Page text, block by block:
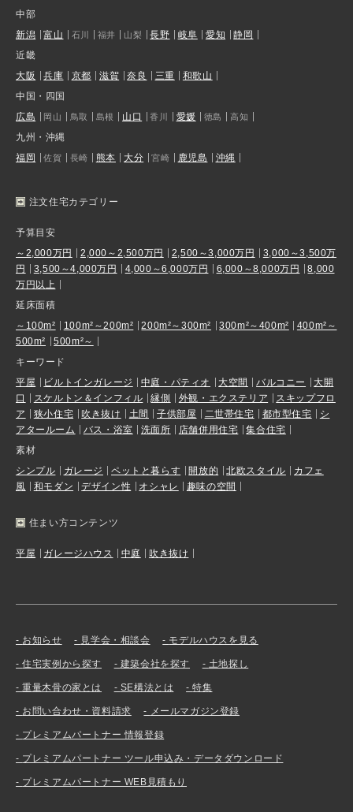
中部
新潟
富山 石川 福井 山梨 長野 岐阜 愛知
静岡
近畿
大阪
兵庫 京都 滋賀 奈良 三重
和歌山
中国・四国
広島
岡山 鳥取 島根 山口 香川 愛媛 徳島 高知
九州・沖縄
福岡
佐賀 長崎 熊本 大分 宮崎 鹿児島 沖縄
注文住宅カテゴリー
予算目安
～2,000万円
2,000～2,500万円 2,500～3,000万円
3,000～3,500万
円
3,500～4,000万円 4,000～6,000万円 6,000～8,000万円
8,000
万円以上
延床面積
～100m²
100m²～200m² 200m²～300m² 300m²～400m²
400m²～
500m²
500m²～
キーワード
平屋
ビルトインガレージ 中庭・パティオ 大空間 バルコニー
大開
口
スケルトン＆インフィル 縁側 外観・エクステリア
スキップフロ
ア
狭小住宅 吹き抜け 土間 子供部屋 二世帯住宅 都市型住宅
シ
アタールーム
バス・浴室 洗面所 店舗併用住宅
集合住宅
素材
シンプル
ガレージ ペットと暮らす 開放的 北欧スタイル
カフェ
風
和モダン デザイン性 オシャレ 趣味の空間
住まい方コンテンツ
平屋 ガレージハウス 中庭 吹き抜け
お知らせ 見学会・相談会 モデルハウスを見る
住宅実例から探す 建築会社を探す 土地探し
重量木骨の家とは SE構法とは 特集
お問い合わせ・資料請求 メールマガジン登録
プレミアムパートナー 情報登録
プレミアムパートナー ツール申込み・データダウンロード
プレミアムパートナー WEB見積もり